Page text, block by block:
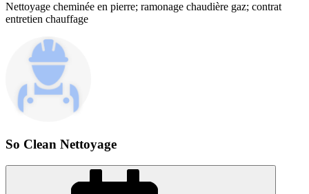
Nettoyage cheminée en pierre; ramonage chaudière gaz; contrat
entretien chauffage
So Clean Nettoyage